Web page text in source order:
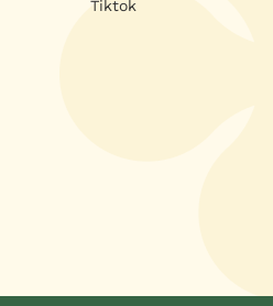
Tiktok